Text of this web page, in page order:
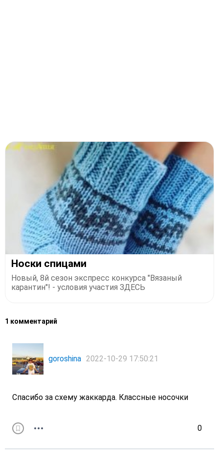
Носки спицами
Новый, 8й сезон экспресс конкурса "Вязаный
карантин"! - условия участия ЗДЕСЬ
1 комментарий
goroshina 2022-10-29 17:50:21
0
Спасибо за схему жаккарда. Классные носочки